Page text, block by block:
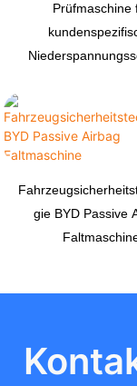
Prüfmaschine
gie BYD Passive